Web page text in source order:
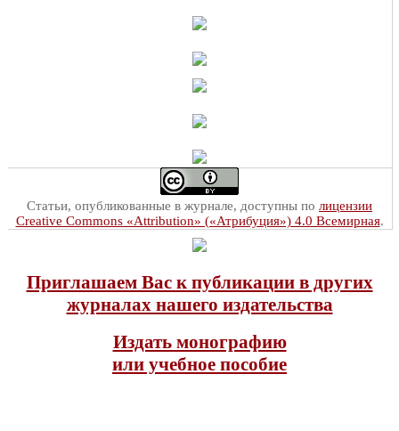
Статьи, опубликованные в журнале, доступны по лицензии
Creative Commons «Attribution» («Атрибуция») 4.0 Всемирная.
Приглашаем Вас к публикации в других
журналах нашего издательства
Издать монографию
или учебное пособие